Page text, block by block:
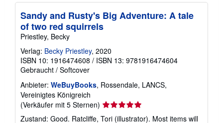
a
i
u
r
n
k
Sandy and Rusty's Big Adventure: A tale
of two red squirrels
Priestley, Becky
Verlag: Becky Priestley, 2020
ISBN 10: 1916474608 / ISBN 13: 9781916474604
Gebraucht / Softcover
Anbieter: WeBuyBooks, Rossendale, LANCS,
Vereinigtes Königreich
(Verkäufer mit 5 Sternen) Verkäuferbewertung
5
Zustand: Good. Ratcliffe, Tori (illustrator). Most items will